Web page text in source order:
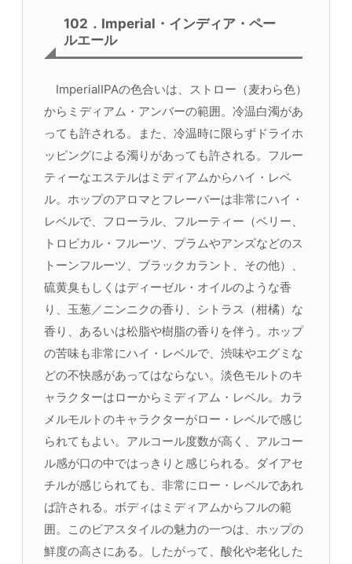
102．Imperial・インディア・ペー
ルエール
ImperialIPAの色合いは、ストロー（麦わら色）
からミディアム・アンバーの範囲。冷温白濁があ
っても許される。また、冷温時に限らずドライホ
ッピングによる濁りがあっても許される。フルー
ティーなエステルはミディアムからハイ・レベ
ル。ホップのアロマとフレーバーは非常にハイ・
レベルで、フローラル、フルーティー（ベリー、
トロピカル・フルーツ、プラムやアンズなどのス
トーンフルーツ、ブラックカラント、その他）、
硫黄臭もしくはディーゼル・オイルのような香
り、玉葱／ニンニクの香り、シトラス（柑橘）な
香り、あるいは松脂や樹脂の香りを伴う。ホップ
の苦味も非常にハイ・レベルで、渋味やエグミな
どの不快感があってはならない。淡色モルトのキ
ャラクターはローからミディアム・レベル。カラ
メルモルトのキャラクターがロー・レベルで感じ
られてもよい。アルコール度数が高く、アルコー
ル感が口の中ではっきりと感じられる。ダイアセ
チルが感じられても、非常にロー・レベルであれ
ば許される。ボディはミディアムからフルの範
囲。このビアスタイルの魅力の一つは、ホップの
鮮度の高さにある。したがって、酸化や老化した